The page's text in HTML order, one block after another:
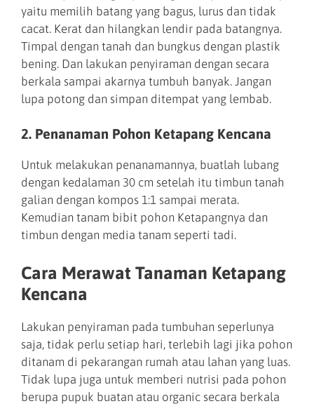
yaitu memilih batang yang bagus, lurus dan tidak
cacat. Kerat dan hilangkan lendir pada batangnya.
Timpal dengan tanah dan bungkus dengan plastik
bening. Dan lakukan penyiraman dengan secara
berkala sampai akarnya tumbuh banyak. Jangan
lupa potong dan simpan ditempat yang lembab.
2. Penanaman Pohon Ketapang Kencana
Untuk melakukan penanamannya, buatlah lubang
dengan kedalaman 30 cm setelah itu timbun tanah
galian dengan kompos 1:1 sampai merata.
Kemudian tanam bibit pohon Ketapangnya dan
timbun dengan media tanam seperti tadi.
Cara Merawat Tanaman Ketapang
Kencana
Lakukan penyiraman pada tumbuhan seperlunya
saja, tidak perlu setiap hari, terlebih lagi jika pohon
ditanam di pekarangan rumah atau lahan yang luas.
Tidak lupa juga untuk memberi nutrisi pada pohon
berupa pupuk buatan atau organic secara berkala